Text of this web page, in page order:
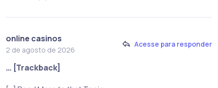
online casinos
2 de agosto de 2026
Acesse para responder
… [Trackback]